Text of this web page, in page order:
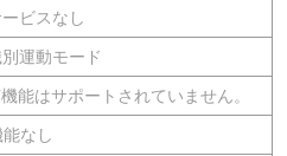
ビスなし
運動モード
能はサポートされていません。
なし